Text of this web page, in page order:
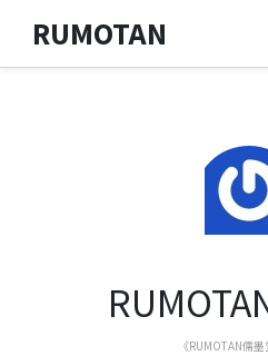
RUMOTAN
《RUMOTAN儒